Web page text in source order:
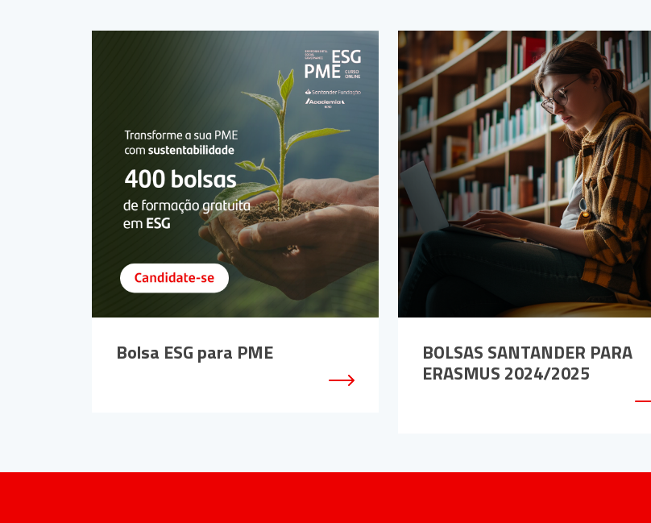
Bolsa ESG para PME BOLSAS SANTANDER PARA
ERASMUS 2024/2025